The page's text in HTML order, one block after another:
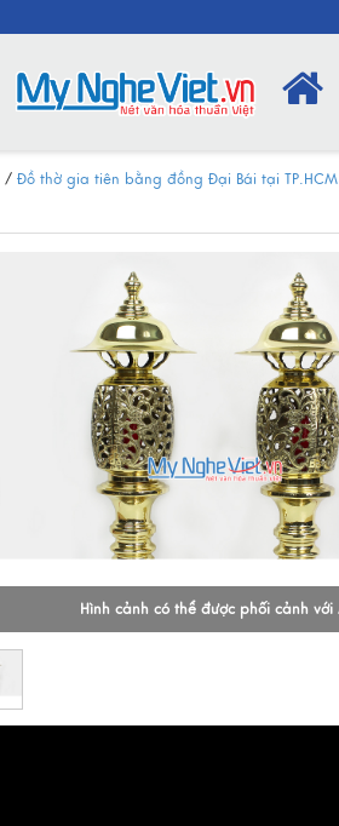
/ Đồ thờ gia tiên bằng đồng Đại Bái tại TP.HCM
Hình cảnh có thể được phối cảnh với